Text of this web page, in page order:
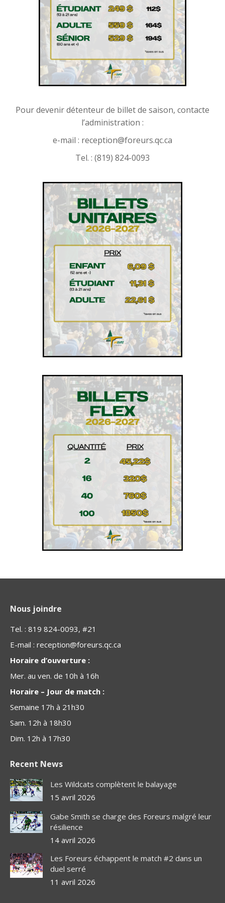
Pour devenir détenteur de billet de saison, contacte
l’administration :
e-mail : reception@foreurs.qc.ca
Tel. : (819) 824-0093
Nous joindre
Tel. : 819 824-0093, #21
E-mail : reception@foreurs.qc.ca
Horaire d’ouverture :
Mer. au ven. de 10h à 16h
Horaire – Jour de match :
Semaine 17h à 21h30
Sam. 12h à 18h30
Dim. 12h à 17h30
Recent News
Les Wildcats complètent le balayage
15 avril 2026
Gabe Smith se charge des Foreurs malgré leur
résilience
14 avril 2026
Les Foreurs échappent le match #2 dans un
duel serré
11 avril 2026